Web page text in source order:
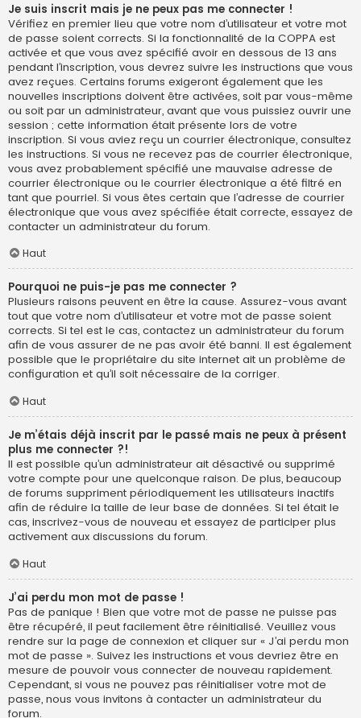
Je suis inscrit mais je ne peux pas me connecter !
Vérifiez en premier lieu que votre nom d’utilisateur et votre mot
de passe soient corrects. Si la fonctionnalité de la COPPA est
activée et que vous avez spécifié avoir en dessous de 13 ans
pendant l’inscription, vous devrez suivre les instructions que vous
avez reçues. Certains forums exigeront également que les
nouvelles inscriptions doivent être activées, soit par vous-même
ou soit par un administrateur, avant que vous puissiez ouvrir une
session ; cette information était présente lors de votre
inscription. Si vous aviez reçu un courrier électronique, consultez
les instructions. Si vous ne recevez pas de courrier électronique,
vous avez probablement spécifié une mauvaise adresse de
courrier électronique ou le courrier électronique a été filtré en
tant que pourriel. Si vous êtes certain que l’adresse de courrier
électronique que vous avez spécifiée était correcte, essayez de
contacter un administrateur du forum.
Haut
Pourquoi ne puis-je pas me connecter ?
Plusieurs raisons peuvent en être la cause. Assurez-vous avant
tout que votre nom d’utilisateur et votre mot de passe soient
corrects. Si tel est le cas, contactez un administrateur du forum
afin de vous assurer de ne pas avoir été banni. Il est également
possible que le propriétaire du site internet ait un problème de
configuration et qu’il soit nécessaire de la corriger.
Haut
Je m’étais déjà inscrit par le passé mais ne peux à présent
plus me connecter ?!
Il est possible qu’un administrateur ait désactivé ou supprimé
votre compte pour une quelconque raison. De plus, beaucoup
de forums suppriment périodiquement les utilisateurs inactifs
afin de réduire la taille de leur base de données. Si tel était le
cas, inscrivez-vous de nouveau et essayez de participer plus
activement aux discussions du forum.
Haut
J’ai perdu mon mot de passe !
Pas de panique ! Bien que votre mot de passe ne puisse pas
être récupéré, il peut facilement être réinitialisé. Veuillez vous
rendre sur la page de connexion et cliquer sur « J’ai perdu mon
mot de passe ». Suivez les instructions et vous devriez être en
mesure de pouvoir vous connecter de nouveau rapidement.
Cependant, si vous ne pouvez pas réinitialiser votre mot de
passe, nous vous invitons à contacter un administrateur du
forum.